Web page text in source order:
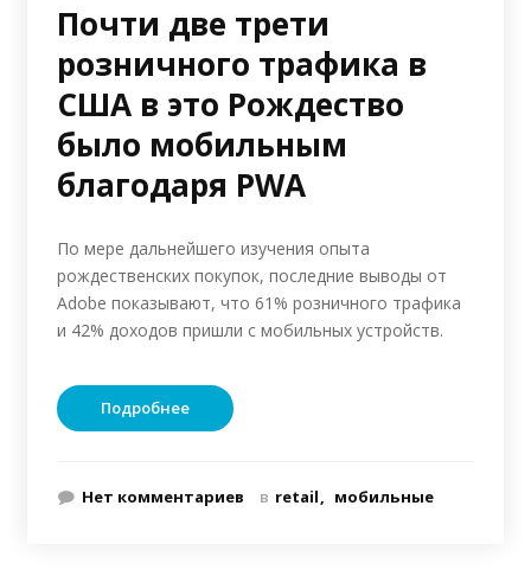
Почти две трети
розничного трафика в
США в это Рождество
было мобильным
благодаря PWA
По мере дальнейшего изучения опыта
рождественских покупок, последние выводы от
Adobe показывают, что 61% розничного трафика
и 42% доходов пришли с мобильных устройств.
Подробнее
Нет комментариев в retail мобильные